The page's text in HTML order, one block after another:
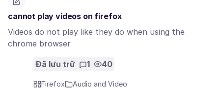
cannot play videos on firefox
Videos do not play like they do when using the
chrome browser
Đã lưu trữ 1 40
Firefox
Audio and Video